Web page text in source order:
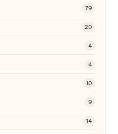
79
20
4
4
10
9
14